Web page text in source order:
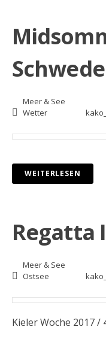
Meer & See
Wetter
WEITERLESEN
Regatta
Meer & See
Ostsee
Kieler Woche 2017 /